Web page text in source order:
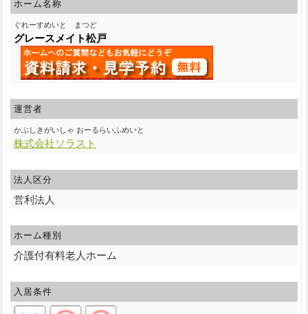
ホーム名称
ぐれーすめいと まつど
グレースメイト松戸
運営者
かぶしきがいしゃ おーるらいふめいと
株式会社ソラスト
法人区分
営利法人
ホーム種別
介護付有料老人ホーム
入居条件